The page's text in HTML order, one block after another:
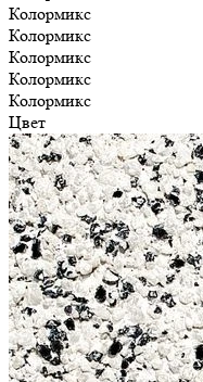
Колормикс
Колормикс
Колормикс
Колормикс
Колормикс
Цвет